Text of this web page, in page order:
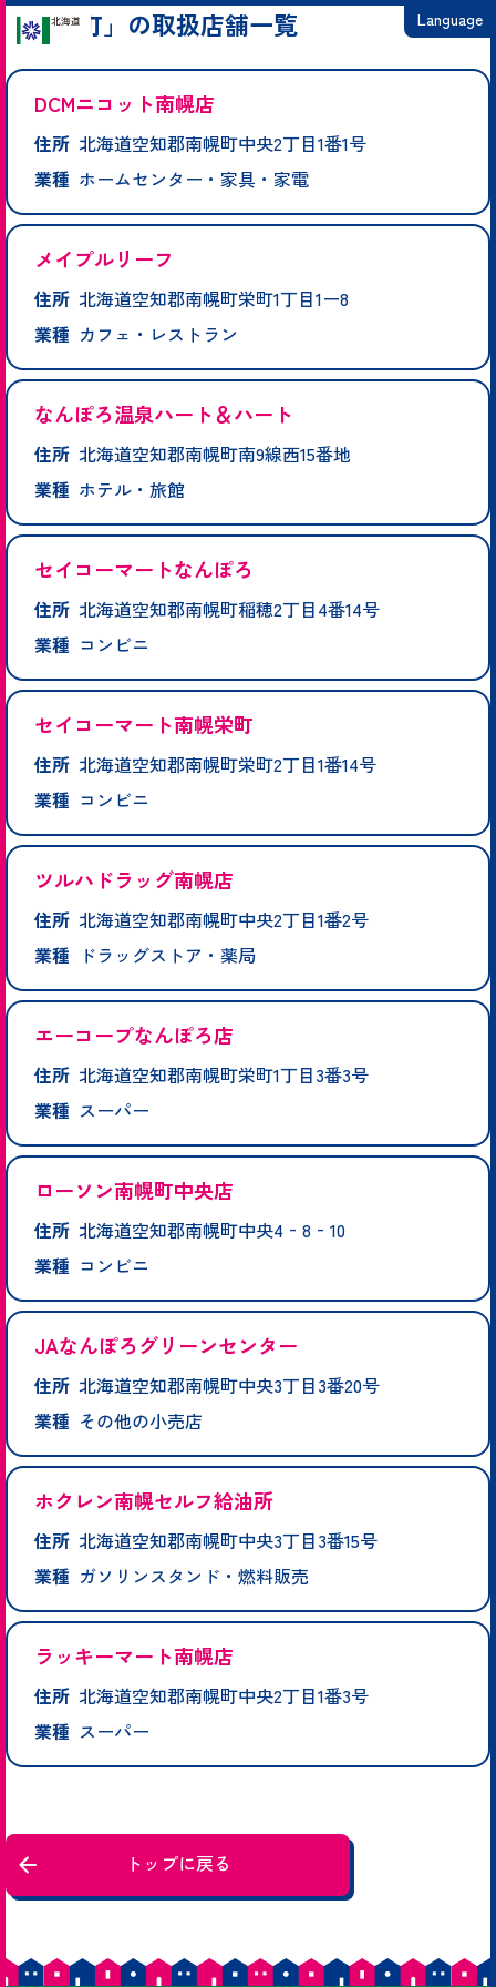
Language
한국어
「南幌町」の取扱店舗一覧
DCMニコット南幌店
住所 北海道空知郡南幌町中央2丁目1番1号
業種 ホームセンター・家具・家電
メイプルリーフ
住所 北海道空知郡南幌町栄町1丁目1ー8
業種 カフェ・レストラン
なんぽろ温泉ハート＆ハート
住所 北海道空知郡南幌町南9線西15番地
業種 ホテル・旅館
セイコーマートなんぽろ
住所 北海道空知郡南幌町稲穂2丁目4番14号
業種 コンビニ
セイコーマート南幌栄町
住所 北海道空知郡南幌町栄町2丁目1番14号
業種 コンビニ
ツルハドラッグ南幌店
住所 北海道空知郡南幌町中央2丁目1番2号
業種
ドラッグストア・薬局
エーコープなんぽろ店
住所 北海道空知郡南幌町栄町1丁目3番3号
業種 スーパー
ローソン南幌町中央店
住所 北海道空知郡南幌町中央4‐8‐10
業種 コンビニ
JAなんぽろグリーンセンター
住所 北海道空知郡南幌町中央3丁目3番20号
業種 その他の小売店
ホクレン南幌セルフ給油所
住所 北海道空知郡南幌町中央3丁目3番15号
業種 ガソリンスタンド・燃料販売
ラッキーマート南幌店
住所 北海道空知郡南幌町中央2丁目1番3号
業種 スーパー
トップに戻る